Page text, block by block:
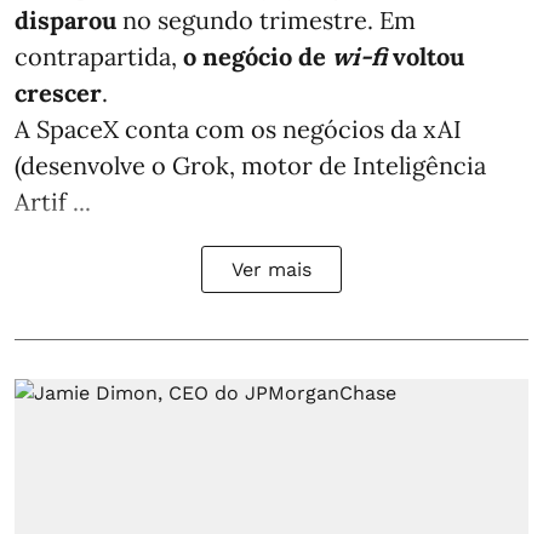
disparou no segundo trimestre. Em
contrapartida, o negócio de wi-fivoltou
crescer.
A SpaceX conta com os negócios da xAI
(desenvolve o Grok, motor de Inteligência
Artif ...
Ver mais